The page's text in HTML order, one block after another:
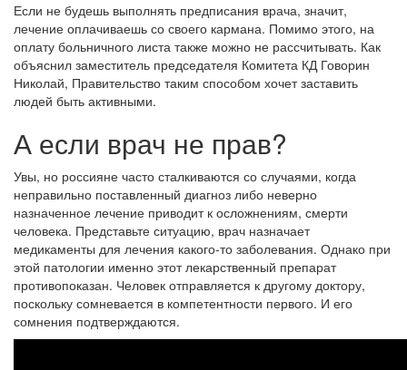
Если не будешь выполнять предписания врача, значит,
лечение оплачиваешь со своего кармана. Помимо этого, на
оплату больничного листа также можно не рассчитывать. Как
объяснил заместитель председателя Комитета КД Говорин
Николай, Правительство таким способом хочет заставить
людей быть активными.
А если врач не прав?
Увы, но россияне часто сталкиваются со случаями, когда
неправильно поставленный диагноз либо неверно
назначенное лечение приводит к осложнениям, смерти
человека. Представьте ситуацию, врач назначает
медикаменты для лечения какого-то заболевания. Однако при
этой патологии именно этот лекарственный препарат
противопоказан. Человек отправляется к другому доктору,
поскольку сомневается в компетентности первого. И его
сомнения подтверждаются.